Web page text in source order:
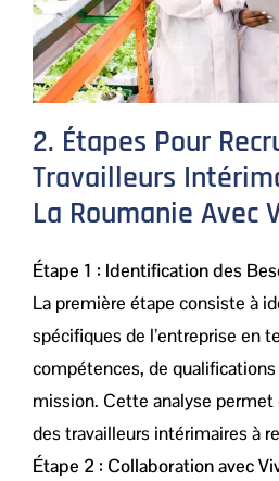
2. Étapes Pour
Travailleurs
La Roumanie Avec
Étape 1 : Identification des
La première étape consiste à
spécifiques de l’entreprise en
compétences, de
mission. Cette analyse
des travailleurs intérimaires à
Étape 2 : Collaboration avec